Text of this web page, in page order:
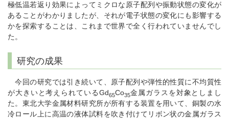
極低温若返り効果によってミクロな原子配列や振動状態の変化が
あることがわかりましたが、それが電子状態の変化にも影響する
かを探索することは、これまで世界で全く行われていませんでし
た。
研究の成果
今回の研究では引き続いて、原子配列や弾性的性質に不均質性
が大きいと考えられているGd65Co35金属ガラスを対象としまし
た。東北大学金属材料研究所が所有する装置を用いて、銅製の水
冷ロール上に高温の液体試料を吹き付けてリボン状の金属ガラス